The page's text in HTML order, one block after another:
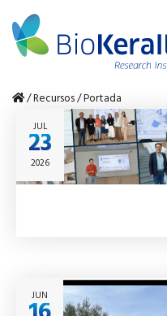
/Recursos/Portada
JUL
23
2026
JUN